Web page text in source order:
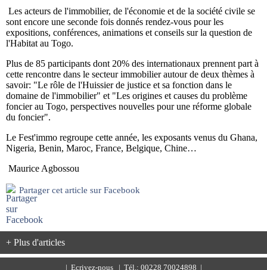
Les acteurs de l'immobilier, de l'économie et de la société civile se
sont encore une seconde fois donnés rendez-vous pour les
expositions, conférences, animations et conseils sur la question de
l'Habitat au Togo.
Plus de 85 participants dont 20% des internationaux prennent part à
cette rencontre dans le secteur immobilier autour de deux thèmes à
savoir: "Le rôle de l'Huissier de justice et sa fonction dans le
domaine de l'immobilier" et "Les origines et causes du problème
foncier au Togo, perspectives nouvelles pour une réforme globale
du foncier".
Le Fest'immo regroupe cette année, les exposants venus du Ghana,
Nigeria, Benin, Maroc, France, Belgique, Chine…
Maurice Agbossou
Partager cet article sur Facebook
+ Plus d'articles
Ecrivez-nous | Tél.: 00228 70024898 |